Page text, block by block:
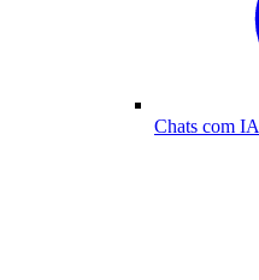
Chats com IA